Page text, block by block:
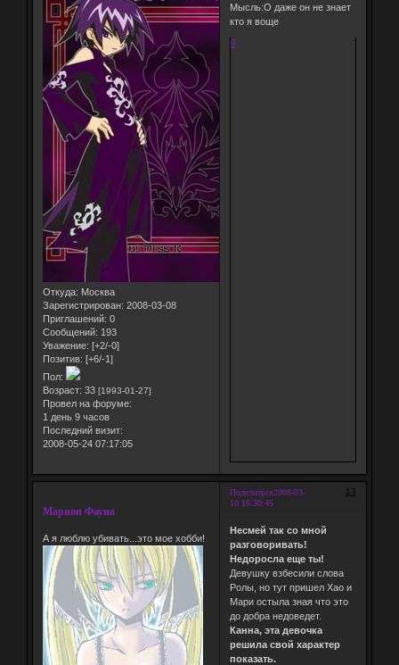
Откуда: Москва
Зарегистрирован: 2008-03-08
Приглашений: 0
Сообщений: 193
Уважение: [+2/-0]
Позитив: [+6/-1]
Пол:
Возраст: 33 [1993-01-27]
Провел на форуме:
1 день 9 часов
Последний визит:
2008-05-24 07:17:05
Мысль:О даже он не знает
кто я воще
0
Поделиться 13
2008-03-
10 16:30:45
Марион Фауна
А я люблю убивать...это мое хобби!
Несмей так со мной
разговоривать!
Недоросла еще ты!
Девушку взбесили слова
Ролы, но тут пришел Хао и
Мари остыла зная что это
до добра недоведет.
Канна, эта девочка
решила свой характер
показать.